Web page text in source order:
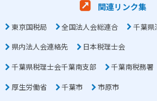
関連リンク集
東京国税局 全国法人会総連合
千葉県
県内法人会連絡先
日本税理士会
千葉県税理士会千葉南支部
千葉南税務署
厚生労働省
千葉市 市原市